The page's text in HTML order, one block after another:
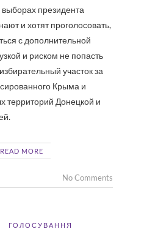
выборах президента
и хотят проголосовать,
с дополнительной
и риском не попасть
участок за
Крыма и
территорий Донецкой и
READ MORE
No Comments
ГОЛОСУВАННЯ